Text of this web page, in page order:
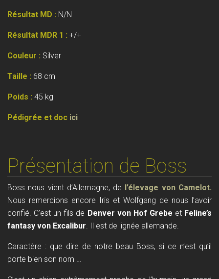
Résultat MD : N/N
Résultat MDR 1 : +/+
Couleur : Silver
Taille : 68 cm
Poids : 45 kg
Pédigrée et doc ici
Présentation de Boss
Boss nous vient d’Allemagne, de l’élevage von Camelot.
Nous remercions encore Iris et Wolfgang de nous l’avoir
confié. C’est un fils de Denver von Hof Grebe et Feline’s
fantasy von Excalibur. Il est de lignée allemande.
Caractère : que dire de notre beau Boss, si ce n’est qu’il
porte bien son nom …